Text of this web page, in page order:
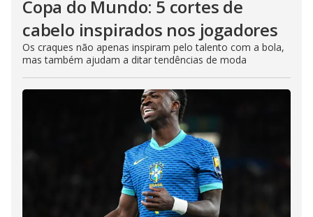
Copa do Mundo: 5 cortes de
cabelo inspirados nos jogadores
Os craques não apenas inspiram pelo talento com a bola,
mas também ajudam a ditar tendências de moda